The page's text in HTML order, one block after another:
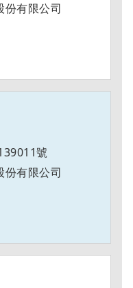
份有限公司
號
份有限公司